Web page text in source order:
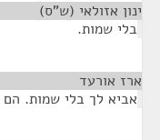
ינון אזולאי (ש"ס)
בלי שמות.
ארז אורעד
אביא לך בלי שמות.